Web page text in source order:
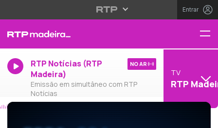
Entrar
RTP Notícias (RTP
Madeira)
Emissão em simultâneo com RTP
Notícias
NO AR
TV
RTP